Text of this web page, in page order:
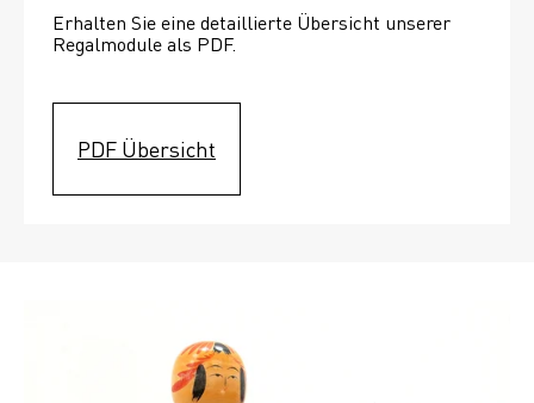
Erhalten Sie eine detaillierte Übersicht unserer
Regalmodule als PDF.
PDF Übersicht